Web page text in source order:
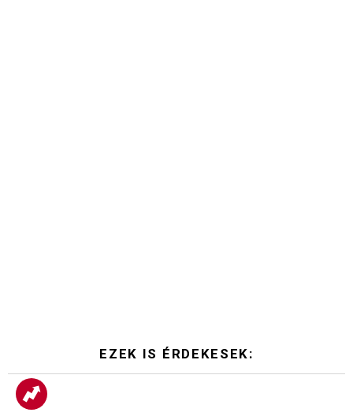
EZEK IS ÉRDEKESEK: